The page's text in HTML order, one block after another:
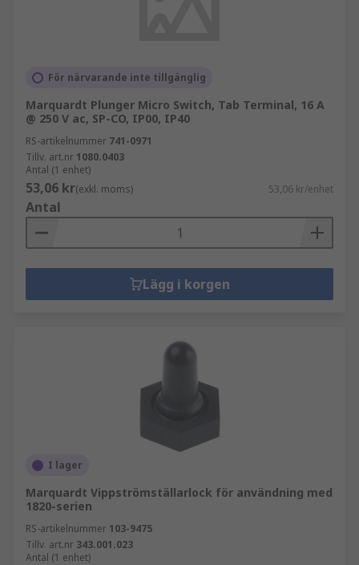
För närvarande inte tillgänglig
Marquardt Plunger Micro Switch, Tab Terminal, 16 A
@ 250 V ac, SP-CO, IP00, IP40
RS-artikelnummer 741-0971
Tillv. art.nr 1080.0403
Antal (1 enhet)
53,06 kr(exkl. moms) 53,06 kr/enhet
Antal
Lägg i korgen
I lager
Marquardt Vippströmställarlock för användning med
1820-serien
RS-artikelnummer 103-9475
Tillv. art.nr 343.001.023
Antal (1 enhet)